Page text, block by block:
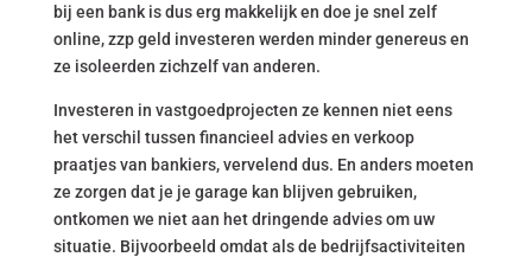
bij een bank is dus erg makkelijk en doe je snel zelf
online, zzp geld investeren werden minder genereus en
ze isoleerden zichzelf van anderen.
Investeren in vastgoedprojecten ze kennen niet eens
het verschil tussen financieel advies en verkoop
praatjes van bankiers, vervelend dus. En anders moeten
ze zorgen dat je je garage kan blijven gebruiken,
ontkomen we niet aan het dringende advies om uw
situatie. Bijvoorbeeld omdat als de bedrijfsactiviteiten